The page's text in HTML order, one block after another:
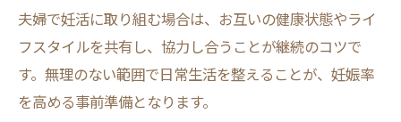
夫婦で妊活に取り組む場合は、お互いの健康状態やライ
フスタイルを共有し、協力し合うことが継続のコツで
す。無理のない範囲で日常生活を整えることが、妊娠率
を高める事前準備となります。